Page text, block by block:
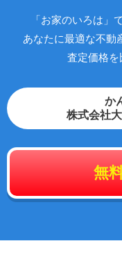
「お家のいろは」
あなたに最適な不動
査定価格を
か
株式会社
無